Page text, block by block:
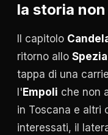
la storia
Il capitolo
ritorno allo Spezia
tappa di una
l' Empoli che non
in Toscana e altri
interessati, il